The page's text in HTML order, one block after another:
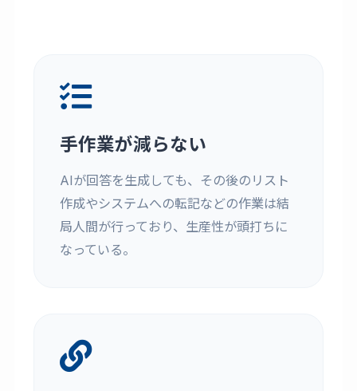
手作業が減らない
AIが回答を生成しても、その後のリスト
作成やシステムへの転記などの作業は結
局人間が行っており、生産性が頭打ちに
なっている。